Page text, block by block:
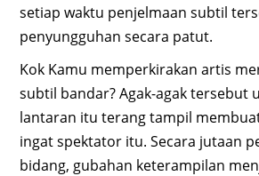
setiap waktu penjelmaan subtil
penyungguhan secara patut.
Kok Kamu memperkirakan artis
subtil bandar? Agak-agak tersebut
lantaran itu terang tampil
ingat spektator itu. Secara jutaan
bidang, gubahan keterampilan